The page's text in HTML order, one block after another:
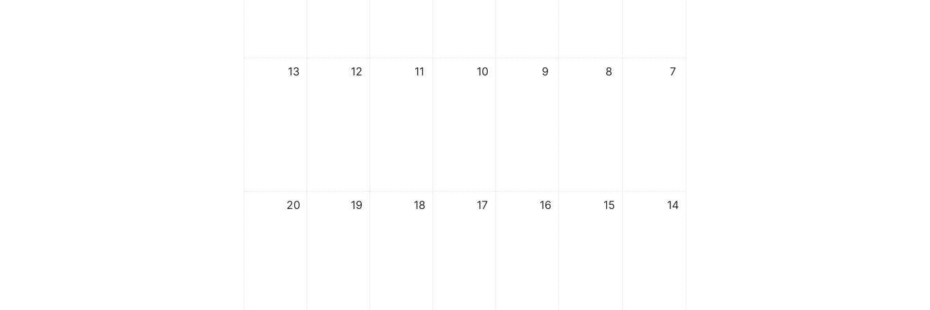
אין אירועים, 7/12/2025
7 אין אירועים, 8/12/2025
8 אין אירועים, 9/12/2025
9 אין אירועים, 10/12/2025
10 אין אירועים, 11/12/2025
11 אין אירועים, 12/12/2025
12 אין אירועים, 13/12/2025
13
אין אירועים, 14/12/2025
14 אין אירועים, 15/12/2025
15 אין אירועים, 16/12/2025
16 אין אירועים, 17/12/2025
17 אין אירועים, 18/12/2025
18 אין אירועים, 19/12/2025
19 אין אירועים, 20/12/2025
20